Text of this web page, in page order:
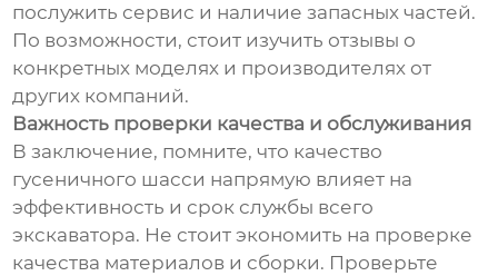
послужить сервис и наличие запасных частей.
По возможности, стоит изучить отзывы о
конкретных моделях и производителях от
других компаний.
Важность проверки качества и обслуживания
В заключение, помните, что качество
гусеничного шасси напрямую влияет на
эффективность и срок службы всего
экскаватора. Не стоит экономить на проверке
качества материалов и сборки. Проверьте